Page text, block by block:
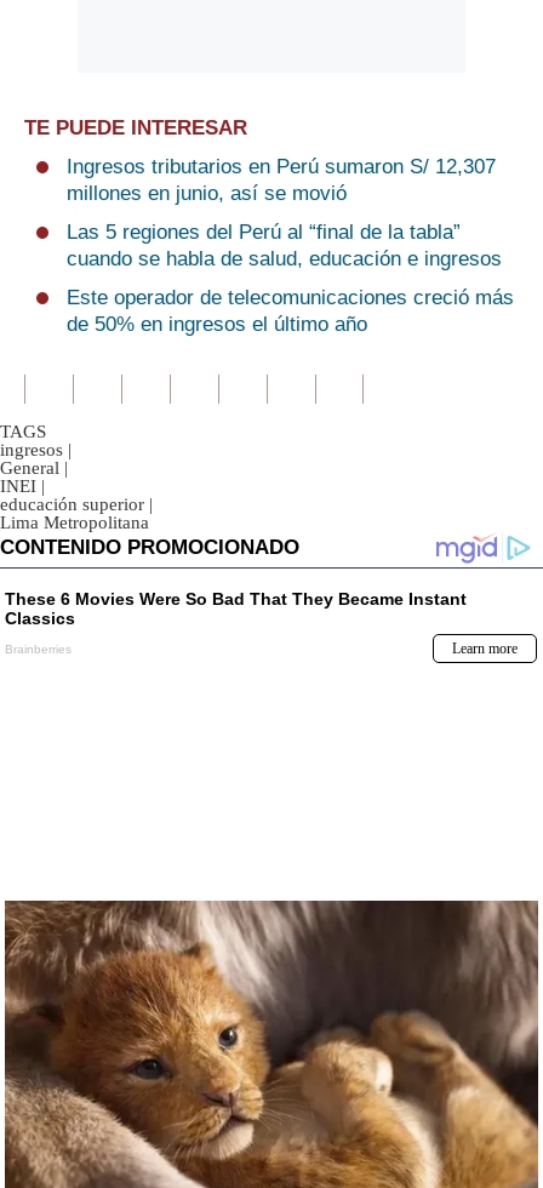
TE PUEDE INTERESAR
Ingresos tributarios en Perú sumaron S/ 12,307
millones en junio, así se movió
Las 5 regiones del Perú al “final de la tabla”
cuando se habla de salud, educación e ingresos
Este operador de telecomunicaciones creció más
de 50% en ingresos el último año
TAGS
ingresos |
General |
INEI |
educación superior |
Lima Metropolitana